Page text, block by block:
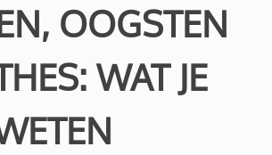
OOGSTEN
WAT JE